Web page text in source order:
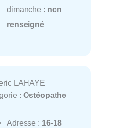
dimanche : non
renseigné
LAHAYE
: Ostéopathe
Adresse : 16-18